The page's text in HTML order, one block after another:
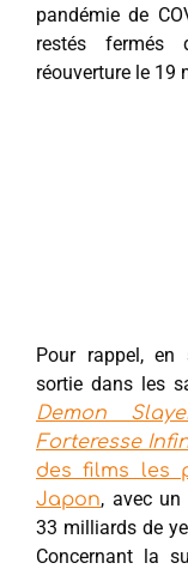
pandémie de
restés fermés
réouverture le 19
Pour rappel, en
sortie dans les
Demon
Forteresse
des films les
Japon, avec un
33 milliards de
Concernant la